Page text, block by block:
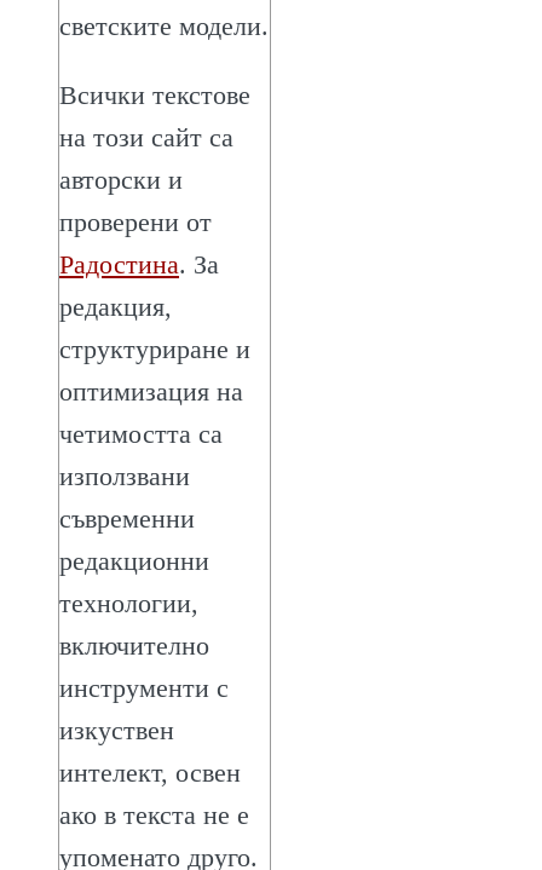
светските модели.
Всички текстове
на този сайт са
авторски и
проверени от
Радостина. За
редакция,
структуриране и
оптимизация на
четимостта са
използвани
съвременни
редакционни
технологии,
включително
инструменти с
изкуствен
интелект, освен
ако в текста не е
упоменато друго.